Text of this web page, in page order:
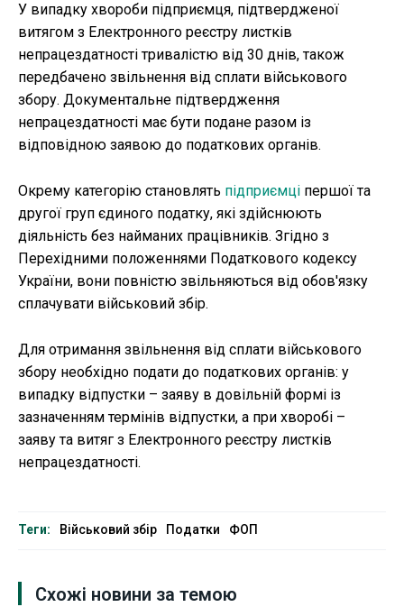
У випадку хвороби підприємця, підтвердженої
витягом з Електронного реєстру листків
непрацездатності тривалістю від 30 днів, також
передбачено звільнення від сплати військового
збору. Документальне підтвердження
непрацездатності має бути подане разом із
відповідною заявою до податкових органів.
Окрему категорію становлять підприємці першої та
другої груп єдиного податку, які здійснюють
діяльність без найманих працівників. Згідно з
Перехідними положеннями Податкового кодексу
України, вони повністю звільняються від обов'язку
сплачувати військовий збір.
Для отримання звільнення від сплати військового
збору необхідно подати до податкових органів: у
випадку відпустки – заяву в довільній формі із
зазначенням термінів відпустки, а при хворобі –
заяву та витяг з Електронного реєстру листків
непрацездатності.
Теги: Військовий збір Податки ФОП
Схожі новини за темою